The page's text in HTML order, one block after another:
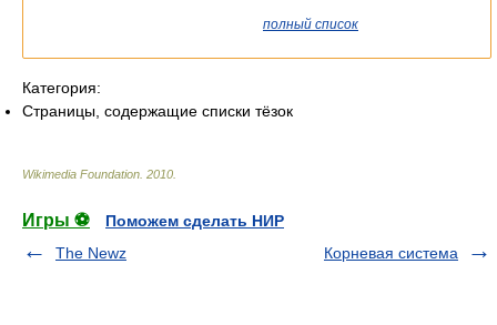
полный список
Категория:
Страницы, содержащие списки тёзок
Wikimedia Foundation 2010
Игры ⚽
Поможем сделать НИР
The Newz
Корневая система